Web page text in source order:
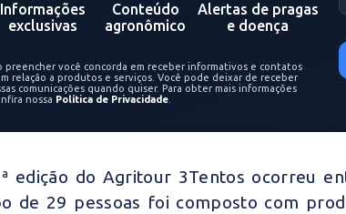
Informações
exclusivas
Conteúdo
agronômico
Alertas de pragas
e doença
preencher você concorda em receber informativos e contatos
relação a produtos e serviços. Você pode deixar de receber
comunicações quando quiser. Para obter mais informações
nossa Política de Privacidade
edição do Agritour 3Tentos ocorreu
de 29 pessoas foi composto com